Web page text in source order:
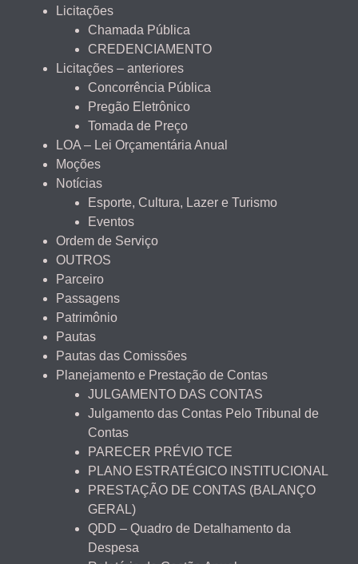
Licitações
Chamada Pública
CREDENCIAMENTO
Licitações – anteriores
Concorrência Pública
Pregão Eletrônico
Tomada de Preço
LOA – Lei Orçamentária Anual
Moções
Notícias
Esporte, Cultura, Lazer e Turismo
Eventos
Ordem de Serviço
OUTROS
Parceiro
Passagens
Patrimônio
Pautas
Pautas das Comissões
Planejamento e Prestação de Contas
JULGAMENTO DAS CONTAS
Julgamento das Contas Pelo Tribunal de
Contas
PARECER PRÉVIO TCE
PLANO ESTRATÉGICO INSTITUCIONAL
PRESTAÇÃO DE CONTAS (BALANÇO
GERAL)
QDD – Quadro de Detalhamento da
Despesa